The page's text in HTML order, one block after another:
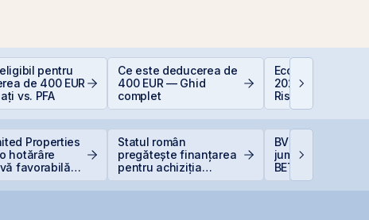
pentru
de 400 EUR
vs. PFA
Ce este deducerea de
400 EUR — Ghid
complet
Economia
2026:
Riscuri pentru
Investitori
Properties
hotărâre
favorabilă
Statul român
pregătește finanțarea
pentru achiziția
BVB încheie
jumătate din
BET +33% și
capitalizare